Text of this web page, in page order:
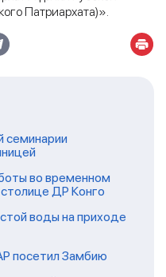
Патриархата)».
семинарии
во временном
ДР Конго
воды на приходе
посетил Замбию